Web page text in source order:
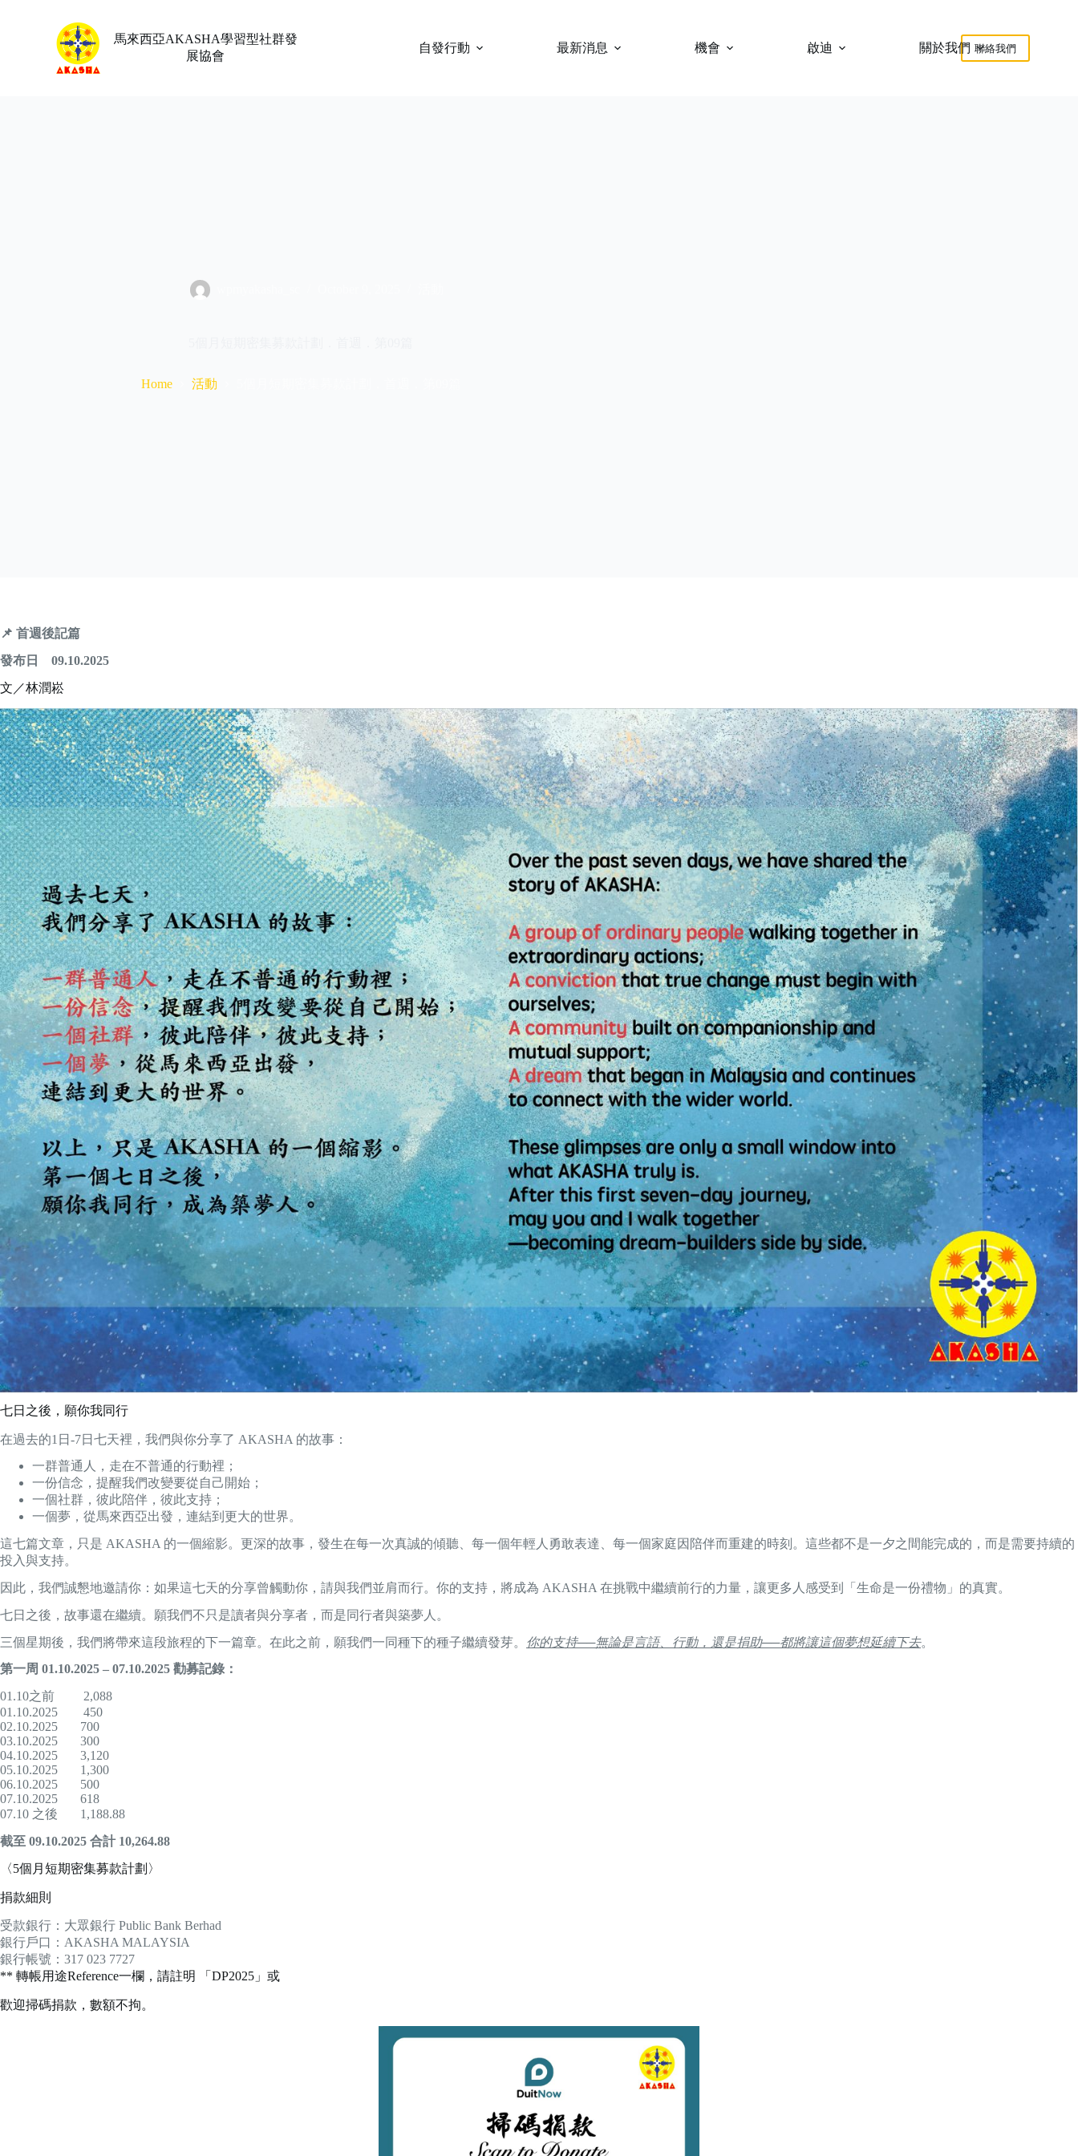
馬來西亞AKASHA學習型社群發
展協會
自發行動 最新消息 機會 啟迪 關於我們 聯絡我們
Home 活動
📌 首週後記篇
發布日 09.10.2025
文／林潤崧
七日之後，願你我同行
在過去的1日-7日七天裡，我們與你分享了 AKASHA 的故事：
一群普通人，走在不普通的行動裡；
一份信念，提醒我們改變要從自己開始；
一個社群，彼此陪伴，彼此支持；
一個夢，從馬來西亞出發，連結到更大的世界。
這七篇文章，只是 AKASHA 的一個縮影。更深的故事，發生在每一次真誠的傾聽、每一個年輕人勇敢表達、每一個家庭因陪伴而重建的時刻。這些都不是一夕之間能完成的，而是需要持續的
投入與支持。
因此，我們誠懇地邀請你：如果這七天的分享曾觸動你，請與我們並肩而行。你的支持，將成為 AKASHA 在挑戰中繼續前行的力量，讓更多人感受到「生命是一份禮物」的真實。
七日之後，故事還在繼續。願我們不只是讀者與分享者，而是同行者與築夢人。
三個星期後，我們將帶來這段旅程的下一篇章。在此之前，願我們一同種下的種子繼續發芽。 你的支持──無論是言語、行動，還是捐助──都將讓這個夢想延續下去。
第一周 01.10.2025 – 07.10.2025 勸募記錄：
01.10之前 2,088
01.10.2025 450
02.10.2025 700
03.10.2025 300
04.10.2025 3,120
05.10.2025 1,300
06.10.2025 500
07.10.2025 618
07.10 之後 1,188.88
截至 09.10.2025 合計 10,264.88
〈5個月短期密集募款計劃〉
捐款細則
受款銀行：大眾銀行 Public Bank Berhad
銀行戶口：AKASHA MALAYSIA
銀行帳號：317 023 7727
** 轉帳用途Reference一欄，請註明 「DP2025」或
歡迎掃碼捐款，數額不拘。